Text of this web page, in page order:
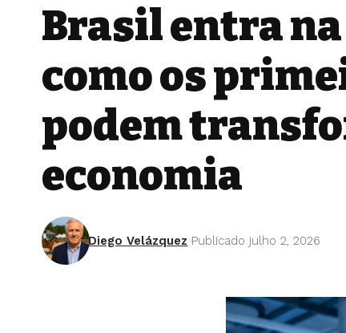
Brasil entra
como os
podem
economia
Diego Velázquez Publicado julho 2, 2026